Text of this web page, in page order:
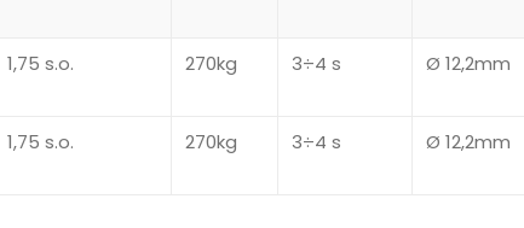
1,75 s.o. 270kg 3÷4 s Ø 12,2mm
1,75 s.o. 270kg 3÷4 s Ø 12,2mm